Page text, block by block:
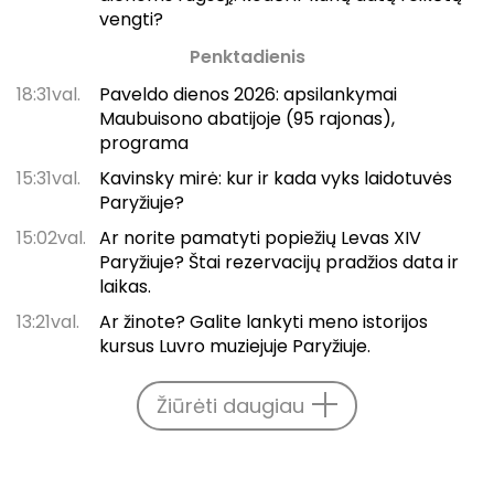
vengti?
Penktadienis
18:31val.
Paveldo dienos 2026: apsilankymai
Maubuisono abatijoje (95 rajonas),
programa
15:31val.
Kavinsky mirė: kur ir kada vyks laidotuvės
Paryžiuje?
15:02val. Ar norite pamatyti popiežių Levas XIV
Paryžiuje? Štai rezervacijų pradžios data ir
laikas.
13:21val.
Ar žinote? Galite lankyti meno istorijos
kursus Luvro muziejuje Paryžiuje.
Žiūrėti daugiau